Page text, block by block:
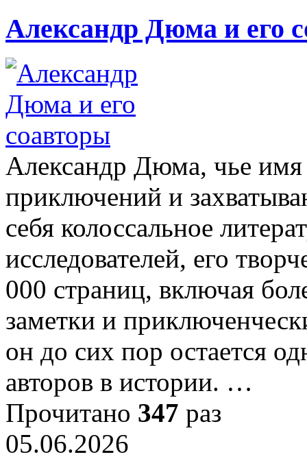
Александр Дюма и его
Александр Дюма, чье
приключений и
себя колоссальное
исследователей, его
000 страниц, включая
заметки и
он до сих пор остается
авторов в истории. …
Прочитано 347 раз
05.06.2026